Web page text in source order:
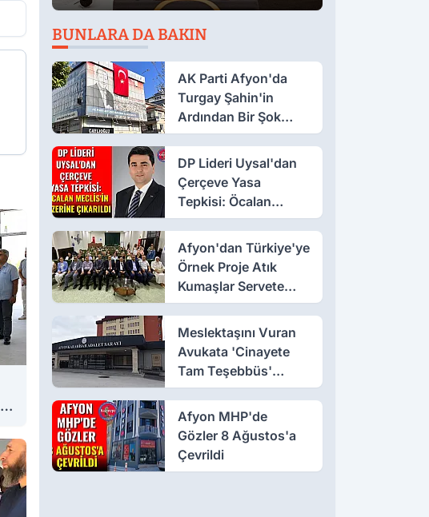
BUNLARA DA BAKIN
AK Parti Afyon'da
Turgay Şahin'in
Ardından Bir Şok
Daha!
DP Lideri Uysal'dan
Çerçeve Yasa
Tepkisi: Öcalan
Meclis'in Üzerine
Çıkarıldı
Afyon'dan Türkiye'ye
Örnek Proje Atık
Kumaşlar Servete
Dönüştü!
Meslektaşını Vuran
Avukata 'Cinayete
Tam Teşebbüs'
Suçlaması
Afyon MHP'de
Gözler 8 Ağustos'a
Çevrildi